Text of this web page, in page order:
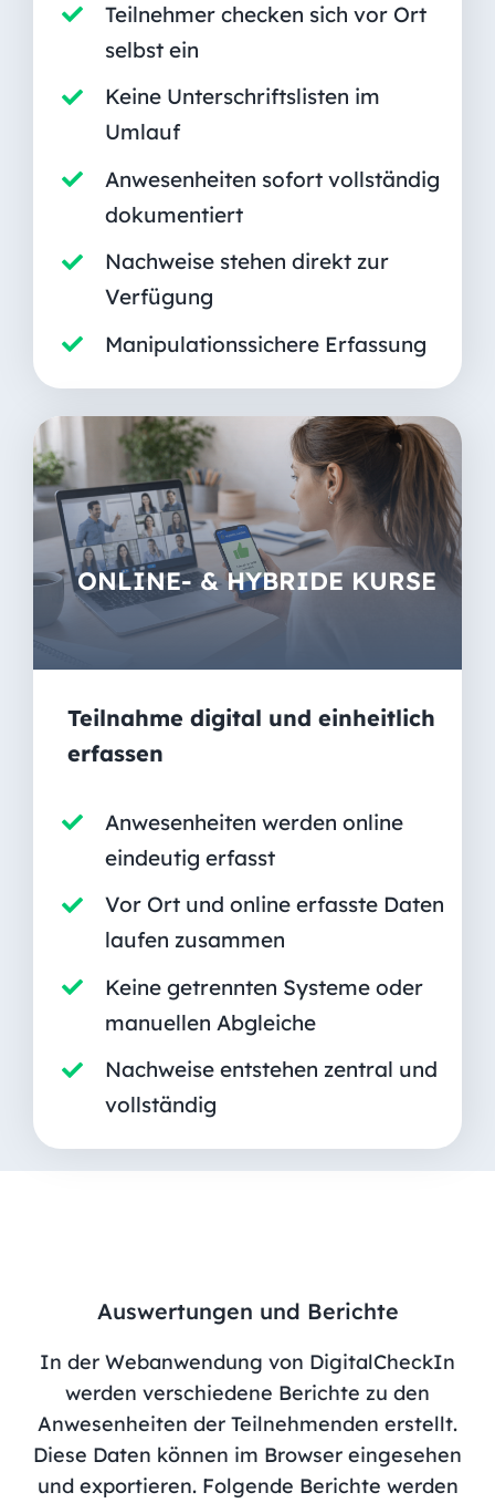
Teilnehmer checken sich vor Ort
selbst ein
Keine Unterschriftslisten im
Umlauf
Anwesenheiten sofort vollständig
dokumentiert
Nachweise stehen direkt zur
Verfügung
Manipulationssichere Erfassung
ONLINE- & HYBRIDE KURSE
Teilnahme digital und einheitlich
erfassen
Anwesenheiten werden online
eindeutig erfasst
Vor Ort und online erfasste Daten
laufen zusammen
Keine getrennten Systeme oder
manuellen Abgleiche
Nachweise entstehen zentral und
vollständig
Auswertungen und Berichte
In der Webanwendung von DigitalCheckIn
werden verschiedene Berichte zu den
Anwesenheiten der Teilnehmenden erstellt.
Diese Daten können im Browser eingesehen
und exportieren. Folgende Berichte werden